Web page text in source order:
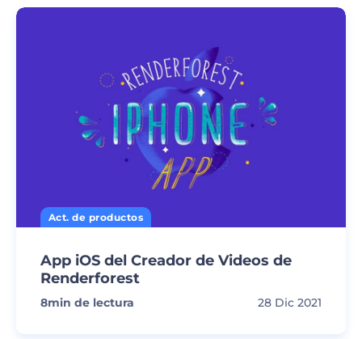
Act. de productos
App iOS del Creador de Videos de
Renderforest
8min de lectura 28 Dic 2021